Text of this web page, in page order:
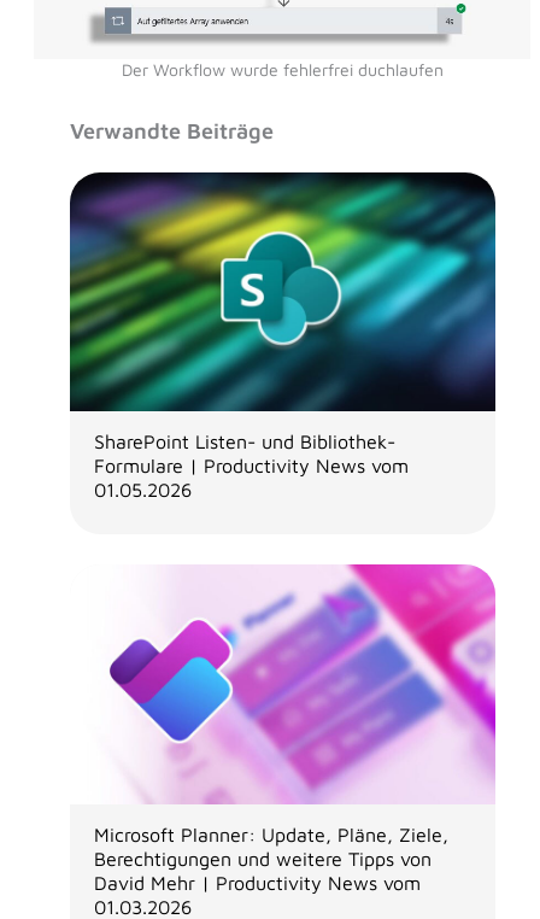
Der Workflow wurde fehlerfrei duchlaufen
Verwandte Beiträge
SharePoint Listen- und Bibliothek-
Formulare | Productivity News vom
01.05.2026
Microsoft Planner: Update, Pläne, Ziele,
Berechtigungen und weitere Tipps von
David Mehr | Productivity News vom
01.03.2026